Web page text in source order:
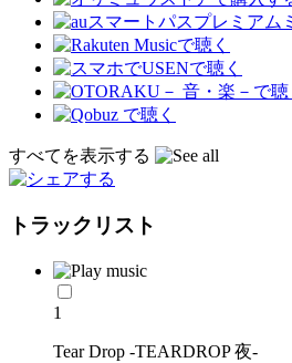
すべてを表示する
トラックリスト
1
Tear Drop -TEARDROP 夜-